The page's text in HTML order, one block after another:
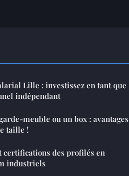
Lille : investissez en tant que
indépendant
meuble ou un box : avantages
taille !
certifications des profilés en
industriels